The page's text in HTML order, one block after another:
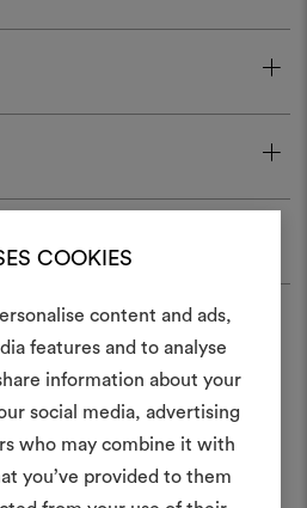
COOKIES
content and ads,
features and to analyse
information about your
social media, advertising
who may combine it with
you’ve provided to them
Farben
Ein
erstellen
Ein interaktives Tool, mit
Ideen zum Leben
anderen teilen können,